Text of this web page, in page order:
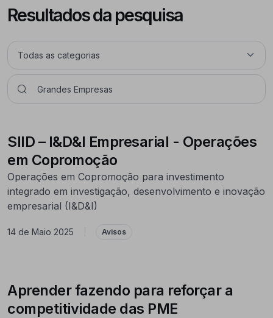
Resultados da pesquisa
SIID – I&D&I Empresarial - Operações
em Copromoção
Operações em Copromoção para investimento
integrado em investigação, desenvolvimento e inovação
empresarial (I&D&I)
14 de Maio 2025 Avisos
Aprender fazendo para reforçar a
competitividade das PME